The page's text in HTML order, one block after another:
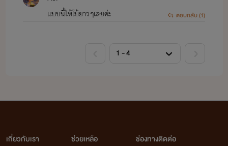
แบบนี้​ให้โบ้ยาวๆเลยค่ะ
ตอบกลับ (1)
เกี่ยวกับเรา
ช่วยเหลือ
ช่องทางติดต่อ